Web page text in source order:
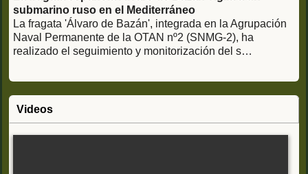
submarino ruso en el Mediterráneo
La fragata 'Álvaro de Bazán', integrada en la Agrupación
Naval Permanente de la OTAN nº2 (SNMG-2), ha
realizado el seguimiento y monitorización del s…
Videos